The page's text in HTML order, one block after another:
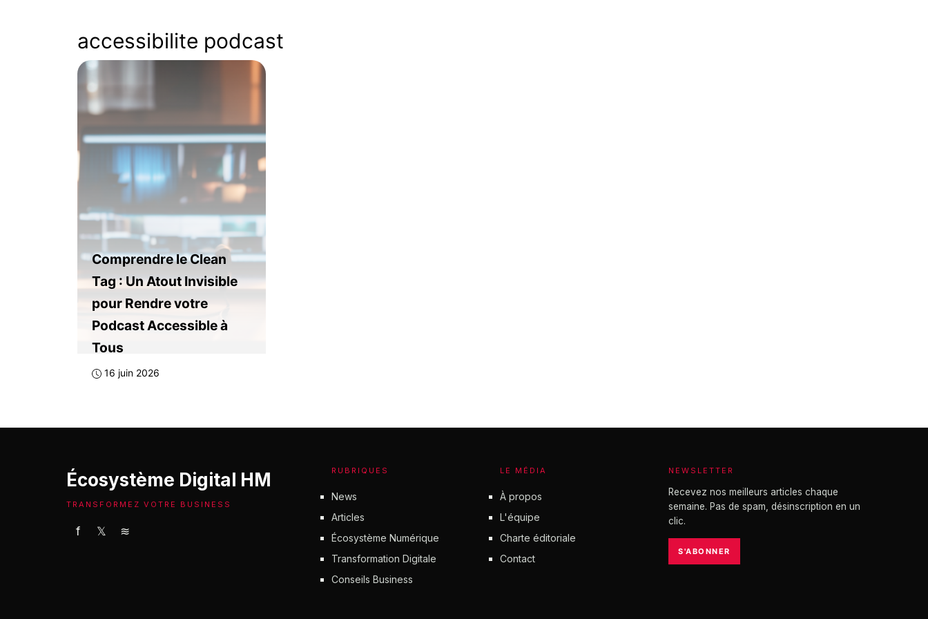
accessibilite podcast
Comprendre le Clean
Tag : Un Atout Invisible
pour Rendre votre
Podcast Accessible à
Tous
16 juin 2026
Écosystème Digital HM
TRANSFORMEZ VOTRE BUSINESS
f 𝕏 ≋
RUBRIQUES
News
Articles
Écosystème Numérique
Transformation Digitale
Conseils Business
LE MÉDIA
À propos
L'équipe
Charte éditoriale
Contact
NEWSLETTER
Recevez nos meilleurs articles chaque
semaine. Pas de spam, désinscription en un
clic.
S'ABONNER